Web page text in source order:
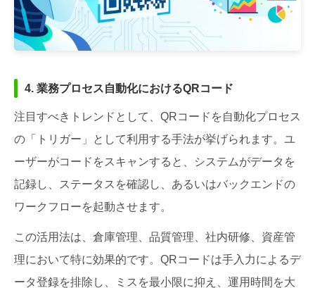
4. 業務プロセス自動化におけるQRコード
注目すべきトレンドとして、QRコードを自動化プロセス
の「トリガー」として利用する手法が挙げられます。ユ
ーザーがコードをスキャンすると、システムがデータを
記録し、ステータスを確認し、あるいはバックエンドの
ワークフローを起動させます。
この活用法は、倉庫管理、品質管理、社内研修、資産管
理において特に効果的です。QRコードは手入力によるデ
ータ登録を排除し、ミスを最小限に抑え、運用時間を大